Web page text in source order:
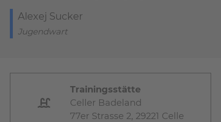
Alexej Sucker
Jugendwart
Trainingsstätte
Celler Badeland
77er Strasse 2, 29221 Celle